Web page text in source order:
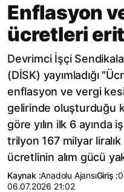
Enflasyon
ücretleri
Devrimci İşçi
(DİSK) yayımladığı
enflasyon ve vergi
gelirinde oluşturduğu
göre yılın ilk 6 ayında
trilyon 167 milyar
ücretlinin alım gücü
Kaynak :Anadolu AjansıGiriş :
06.07.2026 21:02